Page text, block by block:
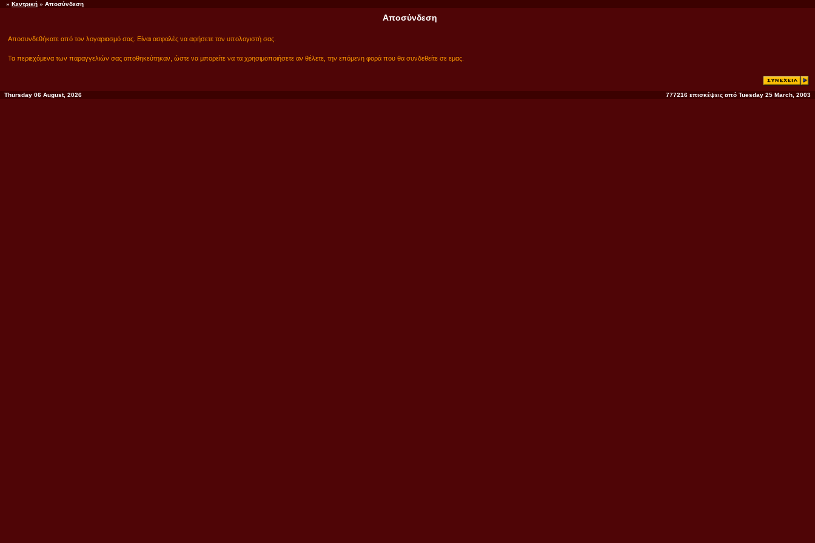
» Κεντρική » Αποσύνδεση
Αποσύνδεση
Αποσυνδεθήκατε από τον λογαριασμό σας. Είναι ασφαλές να αφήσετε τον υπολογιστή σας.
Τα περιεχόμενα των παραγγελιών σας αποθηκεύτηκαν, ώστε να μπορείτε να τα χρησιμοποιήσετε αν θέλετε, την επόμενη φορά που θα συνδεθείτε σε εμας.
Thursday 06 August, 2026 777216 επισκέψεις από Tuesday 25 March, 2003